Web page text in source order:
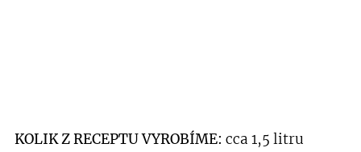
KOLIK Z RECEPTU VYROBÍME: cca 1,5 litru